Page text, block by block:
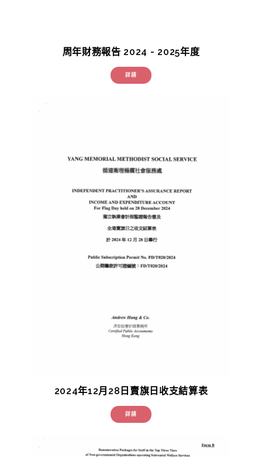
周年財務報告 2024 - 2025年度
詳請
2024年12月28日賣旗日收支結算表
詳請